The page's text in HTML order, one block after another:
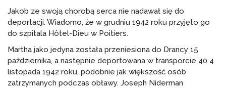
Jakob ze swoją chorobą serca nie nadawał się do
deportacji. Wiadomo, że w grudniu 1942 roku przyjęto go
do szpitala Hôtel-Dieu w Poitiers.
Martha jako jedyna została przeniesiona do Drancy 15
października, a następnie deportowana w transporcie 40 4
listopada 1942 roku, podobnie jak większość osób
zatrzymanych podczas obławy. Joseph Niderman